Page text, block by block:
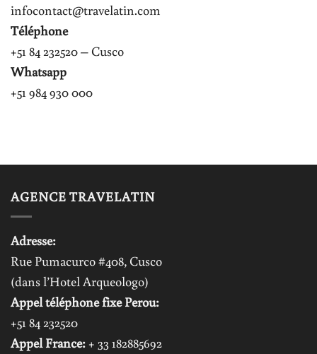
infocontact@travelatin.com
Téléphone
+51 84 232520 – Cusco
Whatsapp
+51 984 930 000
AGENCE TRAVELATIN
Adresse:
Rue Pumacurco #408, Cusco
(dans l’Hotel Arqueologo)
Appel téléphone fixe Perou:
+51 84 232520
Appel France: + 33 182885692